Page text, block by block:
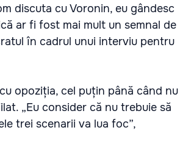
discuta cu Voronin, eu gândesc
ar fi fost mai mult un semnal de
în cadrul unui interviu pentru
opoziția, cel puțin până când nu
„Eu consider că nu trebuie să
trei scenarii va lua foc”,